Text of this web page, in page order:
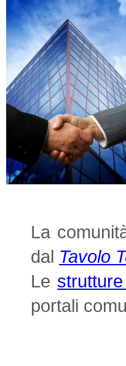
La
dal Tavolo
Le
portali